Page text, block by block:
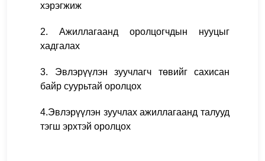
хэрэгжиж
2. Ажиллагаанд оролцогчдын нууцыг
хадгалах
3. Эвлэрүүлэн зуучлагч төвийг сахисан
байр суурьтай оролцох
4.Эвлэрүүлэн зуучлах ажиллагаанд талууд
тэгш эрхтэй оролцох